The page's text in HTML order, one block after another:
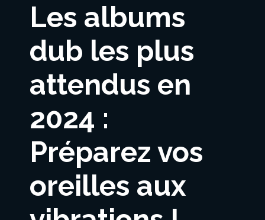
Les albums
dub les plus
attendus en
2024 :
Préparez vos
oreilles aux